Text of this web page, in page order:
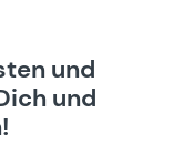
und
und